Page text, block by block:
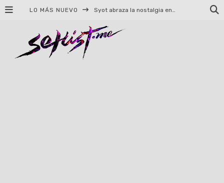
LO MÁS NUEVO Syot abraza la nostalgia en «Blame», el primer adelanto de su EP debut